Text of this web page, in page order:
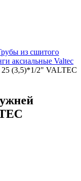
из сшитого
аксиальные Valtec
25 (3,5)*1/2" VALTEC